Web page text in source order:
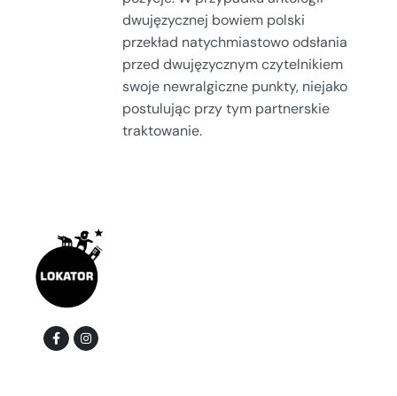
dwujęzycznej bowiem polski
przekład natychmiastowo odsłania
przed dwujęzycznym czytelnikiem
swoje newralgiczne punkty, niejako
postulując przy tym partnerskie
traktowanie.